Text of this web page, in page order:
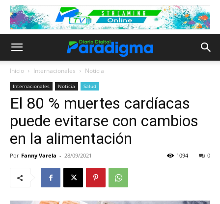
Inicio Internacionales Noticia
Internacionales Noticia Salud
El 80 % muertes cardíacas
puede evitarse con cambios
en la alimentación
Por Fanny Varela - 28/09/2021 0
1094